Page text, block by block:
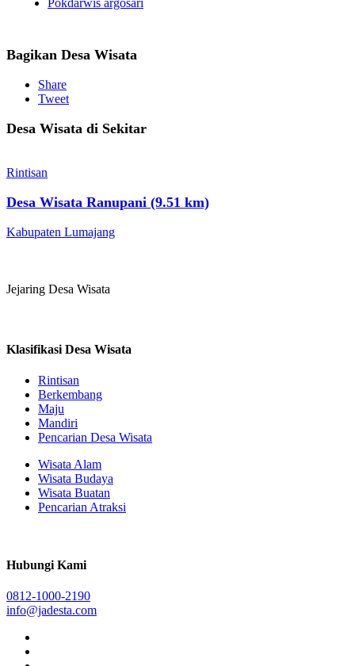
Pokdarwis argosari
Bagikan Desa Wisata
Share
Tweet
Desa Wisata di Sekitar
Rintisan
Desa Wisata Ranupani (9.51 km)
Kabupaten Lumajang
Jejaring Desa Wisata
Klasifikasi Desa Wisata
Rintisan
Berkembang
Maju
Mandiri
Pencarian Desa Wisata
Wisata Alam
Wisata Budaya
Wisata Buatan
Pencarian Atraksi
Hubungi Kami
0812-1000-2190
info@jadesta.com